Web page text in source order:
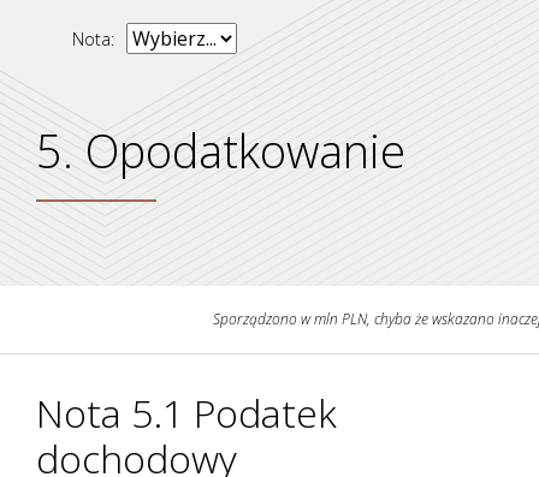
Grupa KGHM i Nasze
Otoczenie
Nota:
5. Opodatkowanie
Sporządzono w mln PLN, chyba że wskazano
Nota 5.1 Podatek
dochodowy